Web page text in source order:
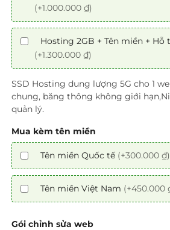
(+1.000.000 ₫)
Hosting 2GB + Tên miền + Hỗ
(+1.300.000 ₫)
SSD Hosting dung lượng 5G cho 1
chung, băng thông không giới
quản lý.
Mua kèm tên miền
Tên miền Quốc tế (+300.000 ₫)
Tên miền Việt Nam (+450.000
Gói chỉnh sửa web